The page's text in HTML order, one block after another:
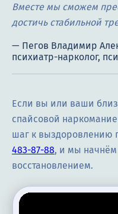
Вместе мы сможем
достичь стабильной
Если вы или ваши
спайсовой
шаг к выздоровлению
483-87-88, и мы начнём
восстановлением.